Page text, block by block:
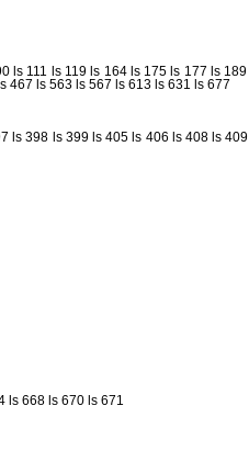
ls 111 ls 119 ls 164 ls 175 ls 177 ls 189
ls 467 ls 563 ls 567 ls 613 ls 631 ls 677
ls 398 ls 399 ls 405 ls 406 ls 408 ls 409
ls 668 ls 670 ls 671